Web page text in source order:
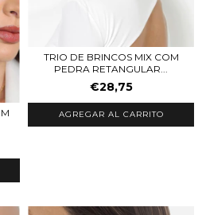
TRIO DE BRINCOS MIX COM
PEDRA RETANGULAR...
€28,75
AGREGAR AL CARRITO